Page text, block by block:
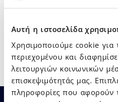
Αυτή η ιστοσελίδα
Χρησιμοποιούμε cookie για
περιεχομένου και
λειτουργιών κοινωνικών
επισκεψιμότητάς μας.
πληροφορίες που αφορούν
αναβάθμισης».